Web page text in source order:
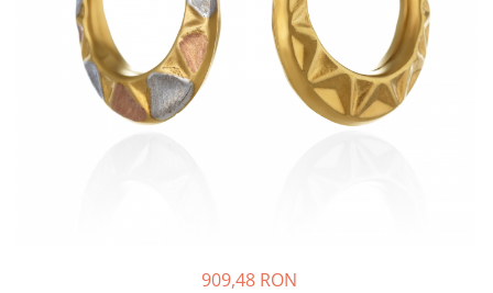
PIERCING
SETURI BIJUTERII
BRATARA TIP ROZARIU
LANTURI TIP ROZARIU
909,48 RON